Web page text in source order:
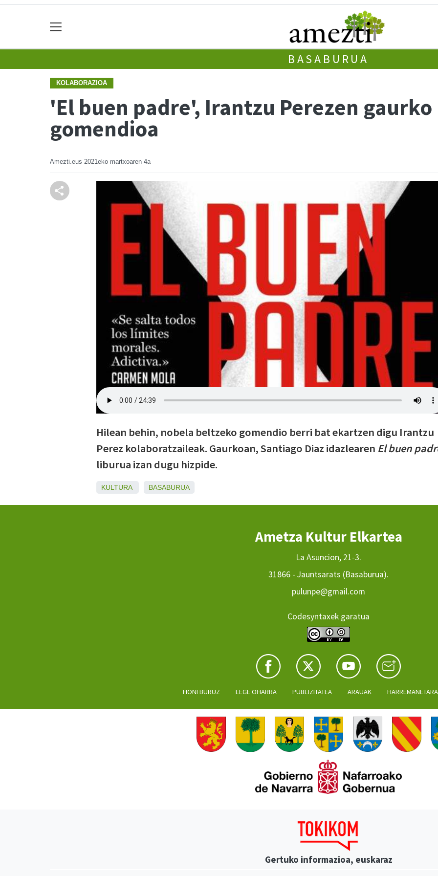
BASABURUA
KOLABORAZIOA
'El buen padre', Irantzu Perezen
gomendioa
Amezti.eus 2021eko martxoaren 4a
Hilean behin, nobela beltzeko gomendio berri bat ekartzen digu Irantzu
Perez kolaboratzaileak. Gaurkoan, Santiago Diaz idazlearen El buen
liburua izan dugu hizpide.
KULTURA BASABURUA
Ametza Kultur Elkartea
La Asuncion, 21-3.
31866 - Jauntsarats (Basaburua).
pulunpe@gmail.com
Codesyntaxek garatua
HONI BURUZ LEGE OHARRA PUBLIZITATEA ARAUAK
Gertuko informazioa, euskaraz